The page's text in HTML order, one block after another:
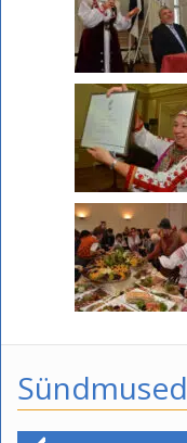
Sündmused